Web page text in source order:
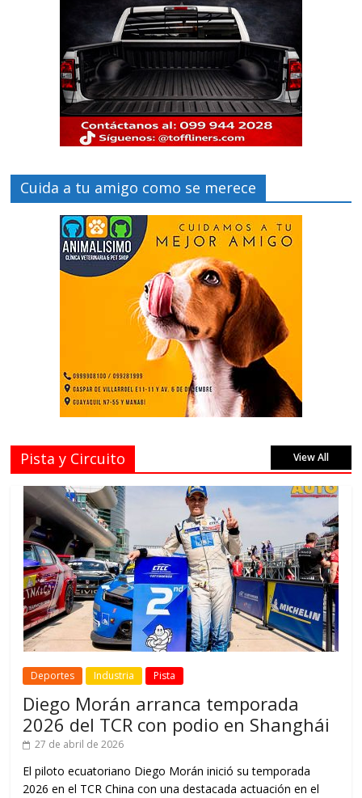
Cuida a tu amigo como se merece
Pista y Circuito View All
Deportes Industria Pista
Diego Morán arranca temporada
2026 del TCR con podio en Shanghái
27 de abril de 2026
El piloto ecuatoriano Diego Morán inició su temporada
2026 en el TCR China con una destacada actuación en el